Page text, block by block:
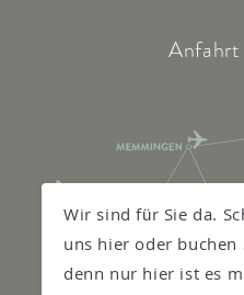
Anfahrt
KEMPTEN
Wir sind für Sie da.
uns hier oder buchen
denn nur hier ist es